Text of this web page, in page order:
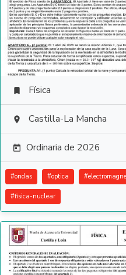
 Física
 Castilla-La Mancha
 Ordinaria de 2026
#ondas #optica #
#fisica-nuclear